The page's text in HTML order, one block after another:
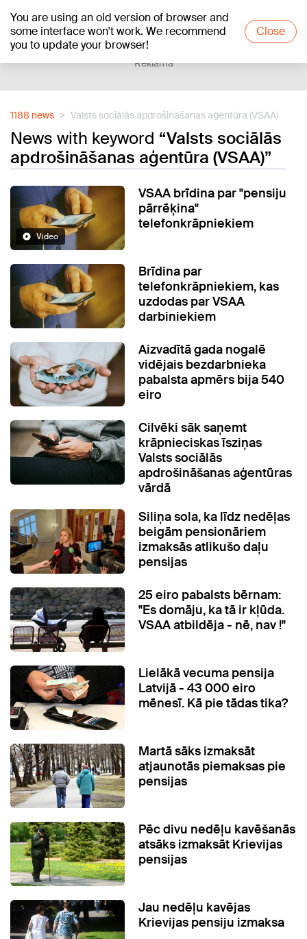
You are using an old version of browser and
some interface won't work. We recommend
you to update your browser!
Close
+22°C
Reklāma
1188 news Valsts sociālās apdrošināšanas aģentūra (VSAA)
News with keyword “Valsts sociālās
apdrošināšanas aģentūra (VSAA)”
Video
VSAA brīdina par "pensiju
pārrēķina"
telefonkrāpniekiem
Brīdina par
telefonkrāpniekiem, kas
uzdodas par VSAA
darbiniekiem
Aizvadītā gada nogalē
vidējais bezdarbnieka
pabalsta apmērs bija 540
eiro
Cilvēki sāk saņemt
krāpnieciskas īsziņas
Valsts sociālās
apdrošināšanas aģentūras
vārdā
Siliņa sola, ka līdz nedēļas
beigām pensionāriem
izmaksās atlikušo daļu
pensijas
25 eiro pabalsts bērnam:
"Es domāju, ka tā ir kļūda.
VSAA atbildēja - nē, nav !"
Lielākā vecuma pensija
Latvijā - 43 000 eiro
mēnesī. Kā pie tādas tika?
Martā sāks izmaksāt
atjaunotās piemaksas pie
pensijas
Pēc divu nedēļu kavēšanās
atsāks izmaksāt Krievijas
pensijas
Jau nedēļu kavējas
Krievijas pensiju izmaksa